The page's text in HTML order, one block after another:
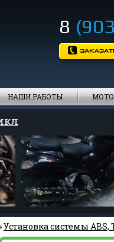
8
НАШИ РАБОТЫ
Установка системы